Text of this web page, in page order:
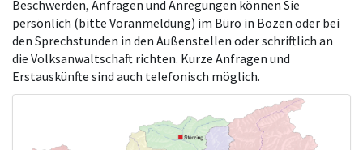
Beschwerden, Anfragen und Anregungen können Sie
persönlich (bitte Voranmeldung) im Büro in Bozen oder bei
den Sprechstunden in den Außenstellen oder schriftlich an
die Volksanwaltschaft richten. Kurze Anfragen und
Erstauskünfte sind auch telefonisch möglich.